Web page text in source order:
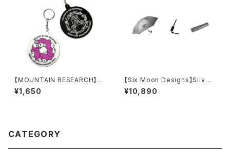
【MOUNTAIN RESEARCH】Bi
g Key Holder
¥1,650
【Six Moon Designs】Silver
Shadow Umbrella mini
¥10,890
CATEGORY